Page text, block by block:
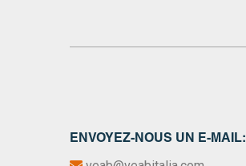
ENVOYEZ-NOUS UN E-MAIL: